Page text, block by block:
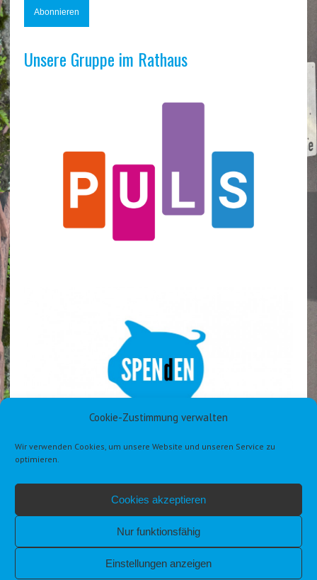
Cookie-Zustimmung verwalten
Wir verwenden Cookies, um unsere Website und unseren Service zu
optimieren.
Cookies akzeptieren
Nur funktionsfähig
Einstellungen anzeigen
Unsere Gruppe im Rathaus
DATENSCHUTZERKLÄRUNG DSGVO